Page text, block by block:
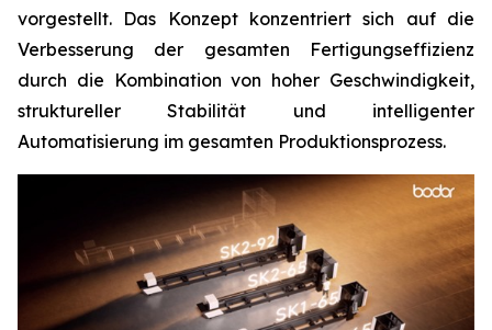
vorgestellt. Das Konzept konzentriert sich auf die
Verbesserung der gesamten Fertigungseffizienz
durch die Kombination von hoher Geschwindigkeit,
struktureller Stabilität und intelligenter
Automatisierung im gesamten Produktionsprozess.